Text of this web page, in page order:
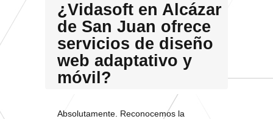
¿Vidasoft en Alcázar
de San Juan ofrece
servicios de diseño
web adaptativo y
móvil?
Absolutamente. Reconocemos la